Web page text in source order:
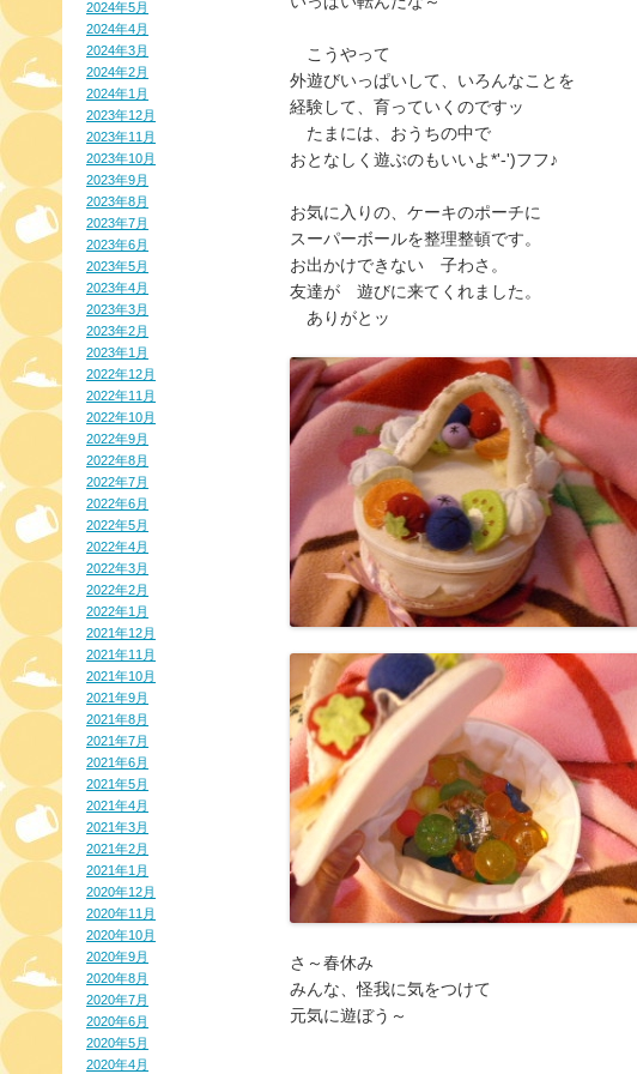
2024年5月
2024年4月
2024年3月
2024年2月
2024年1月
2023年12月
2023年11月
2023年10月
2023年9月
2023年8月
2023年7月
2023年6月
2023年5月
2023年4月
2023年3月
2023年2月
2023年1月
2022年12月
2022年11月
2022年10月
2022年9月
2022年8月
2022年7月
2022年6月
2022年5月
2022年4月
2022年3月
2022年2月
2022年1月
2021年12月
2021年11月
2021年10月
2021年9月
2021年8月
2021年7月
2021年6月
2021年5月
2021年4月
2021年3月
2021年2月
2021年1月
2020年12月
2020年11月
2020年10月
2020年9月
2020年8月
2020年7月
2020年6月
2020年5月
2020年4月
こうやって
外遊びいっぱいして、いろんなことを
経験して、育っていくのですッ
たまには、おうちの中で
おとなしく遊ぶのもいいよ*'-')フフ♪
お気に入りの、ケーキのポーチに
スーパーボールを整理整頓です。
お出かけできない　子わさ。
友達が　遊びに来てくれました。
ありがとッ
さ～春休み
みんな、怪我に気をつけて
元気に遊ぼう～